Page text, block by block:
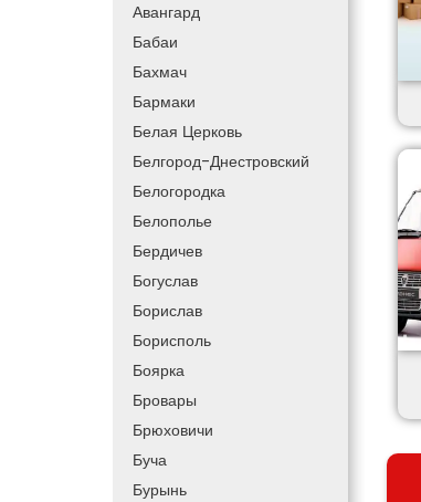
Авангард
Бабаи
Бахмач
Бармаки
Белая Церковь
Белгород-Днестровский
Белогородка
Белополье
Бердичев
Богуслав
Борислав
Борисполь
Боярка
Бровары
Брюховичи
Буча
Бурынь